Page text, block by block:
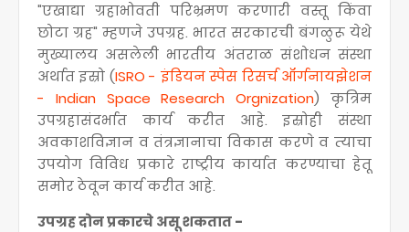
"एखाद्या ग्रहाभोवती परिभ्रमण करणारी वस्तू किंवा
छोटा ग्रह" म्हणजे उपग्रह. भारत सरकारची बंगळुरू येथे
मुख्यालय असलेली भारतीय अंतराळ संशोधन संस्था
अर्थात इस्रो (ISRO - इंडियन स्पेस रिसर्च ऑर्गनायझेशन
- Indian Space Research Orgnization) कृत्रिम
उपग्रहासंदर्भात कार्य करीत आहे. इस्रोही संस्था
अवकाशविज्ञान व तंत्रज्ञानाचा विकास करणे व त्‍याचा
उपयोग विविध प्रकारे राष्ट्रीय कार्यात करण्याचा हेतू
समोर ठेवून कार्य करीत आहे.
उपग्रह दोन प्रकारचे असू शकतात -